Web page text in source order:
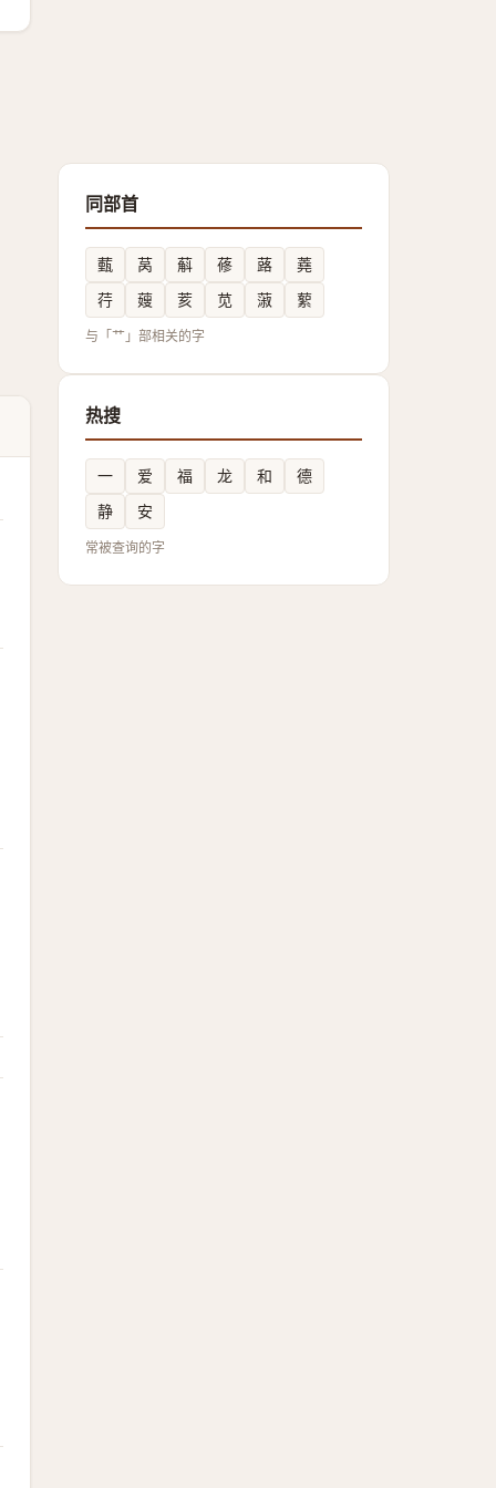
同部首
薽 莴 蔛 蓚 蕗
蕘
荇
䕅 荄 苋 蔋 蕠
与「艹」部相关的字
热搜
一 爱 福 龙 和
德
静
安
常被查询的字